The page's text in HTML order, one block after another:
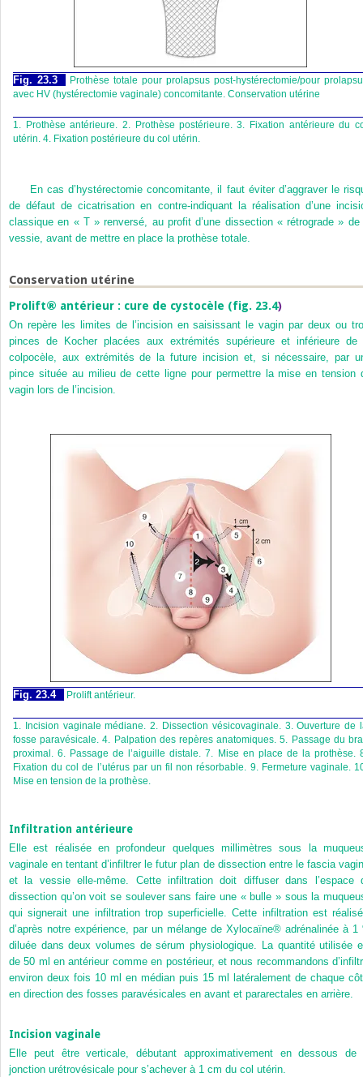
Fig. 23.3
Prothèse totale pour prolapsus post-hystérectomie/pour
avec HV (hystérectomie vaginale) concomitante. Conservation utérine
1. Prothèse antérieure. 2. Prothèse postérieure. 3. Fixation antérieure du
utérin. 4. Fixation postérieure du col utérin.
En cas d’hystérectomie concomitante, il faut éviter d’aggraver le
de défaut de cicatrisation en contre-indiquant la réalisation d’une
classique en « T » renversé, au profit d’une dissection « rétrograde » de
vessie, avant de mettre en place la prothèse totale.
Conservation utérine
Prolift® antérieur : cure de cystocèle (fig. 23.4)
On repère les limites de l’incision en saisissant le vagin par deux ou
pinces de Kocher placées aux extrémités supérieure et inférieure de
colpocèle, aux extrémités de la future incision et, si nécessaire, par
pince située au milieu de cette ligne pour permettre la mise en tension
vagin lors de l’incision.
Fig. 23.4 Prolift antérieur.
1. Incision vaginale médiane. 2. Dissection vésicovaginale. 3. Ouverture de
fosse paravésicale. 4. Palpation des repères anatomiques. 5. Passage du
proximal. 6. Passage de l’aiguille distale. 7. Mise en place de la prothèse.
Fixation du col de l’utérus par un fil non résorbable. 9. Fermeture vaginale.
Mise en tension de la prothèse.
Infiltration antérieure
Elle est réalisée en profondeur quelques millimètres sous la
vaginale en tentant d’infiltrer le futur plan de dissection entre le fascia
et la vessie elle-même. Cette infiltration doit diffuser dans l’espace
dissection qu’on voit se soulever sans faire une « bulle » sous la
qui signerait une infiltration trop superficielle. Cette infiltration est
d’après notre expérience, par un mélange de Xylocaïne® adrénalinée à 1
diluée dans deux volumes de sérum physiologique. La quantité utilisée
de 50 ml en antérieur comme en postérieur, et nous recommandons
environ deux fois 10 ml en médian puis 15 ml latéralement de chaque
en direction des fosses paravésicales en avant et pararectales en arrière.
Incision vaginale
Elle peut être verticale, débutant approximativement en dessous de
jonction urétrovésicale pour s’achever à 1 cm du col utérin.